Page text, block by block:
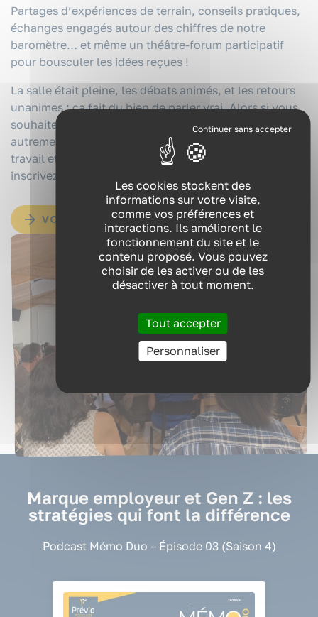
Partages d’expériences de terrain, conseils pratiques,
échanges engagés autour des chiffres de notre
baromètre… et même un théâtre-forum participatif
pour bousculer les idées reçues !
La salle était pleine, les débats animés, et les retours
unanimes : ça fait du bien de parler vrai. Alors si vous
souhaitez comprendre les enjeux intergénérationnels
autrement, capter les signaux faibles du monde du
travail et repartir avec des pistes d’action utiles,
inscrivez-vous au replay !
VOIR LE REPLAY
Marque employeur et Gen Z : les
stratégies qui font la différence
Podcast Mémo Duo – Épisode 03 (Saison 4)
Les cookies stockent des
informations sur votre visite,
comme vos préférences et
interactions. Ils améliorent le
fonctionnement du site et le
contenu proposé. Vous pouvez
choisir de les activer ou de les
désactiver à tout moment.
Tout accepter
Personnaliser